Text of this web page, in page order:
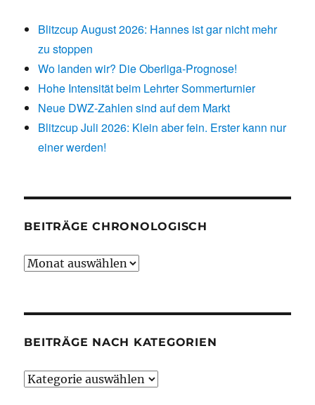
Blitzcup August 2026: Hannes ist gar nicht mehr
zu stoppen
Wo landen wir? Die Oberliga-Prognose!
Hohe Intensität beim Lehrter Sommerturnier
Neue DWZ-Zahlen sind auf dem Markt
Blitzcup Juli 2026: Klein aber fein. Erster kann nur
einer werden!
BEITRÄGE CHRONOLOGISCH
Beiträge
BEITRÄGE NACH KATEGORIEN
Beiträge